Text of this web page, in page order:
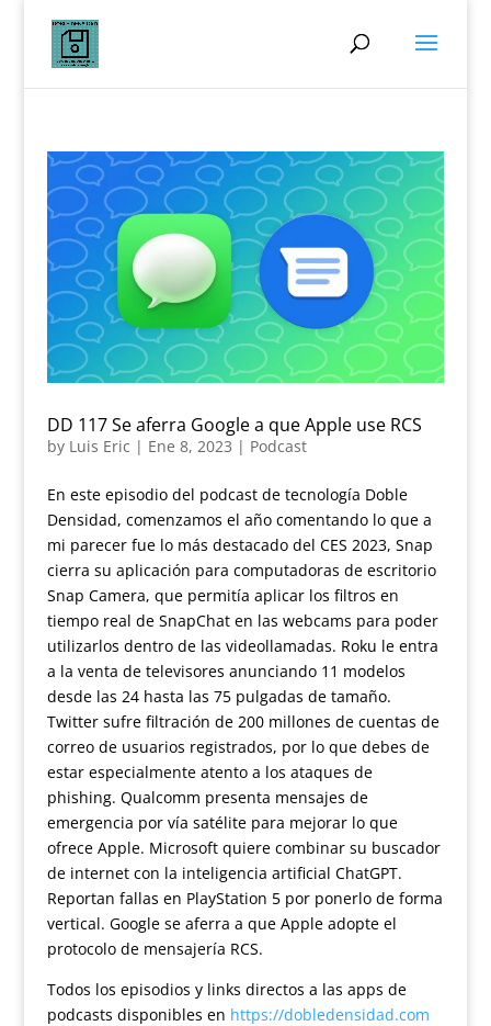
DD 117 Se aferra Google a que Apple use RCS
by Luis Eric | Ene 8, 2023 | Podcast
En este episodio del podcast de tecnología Doble
Densidad, comenzamos el año comentando lo que a
mi parecer fue lo más destacado del CES 2023, Snap
cierra su aplicación para computadoras de escritorio
Snap Camera, que permitía aplicar los filtros en
tiempo real de SnapChat en las webcams para poder
utilizarlos dentro de las videollamadas. Roku le entra
a la venta de televisores anunciando 11 modelos
desde las 24 hasta las 75 pulgadas de tamaño.
Twitter sufre filtración de 200 millones de cuentas de
correo de usuarios registrados, por lo que debes de
estar especialmente atento a los ataques de
phishing. Qualcomm presenta mensajes de
emergencia por vía satélite para mejorar lo que
ofrece Apple. Microsoft quiere combinar su buscador
de internet con la inteligencia artificial ChatGPT.
Reportan fallas en PlayStation 5 por ponerlo de forma
vertical. Google se aferra a que Apple adopte el
protocolo de mensajería RCS.
Todos los episodios y links directos a las apps de
podcasts disponibles en https://dobledensidad.com